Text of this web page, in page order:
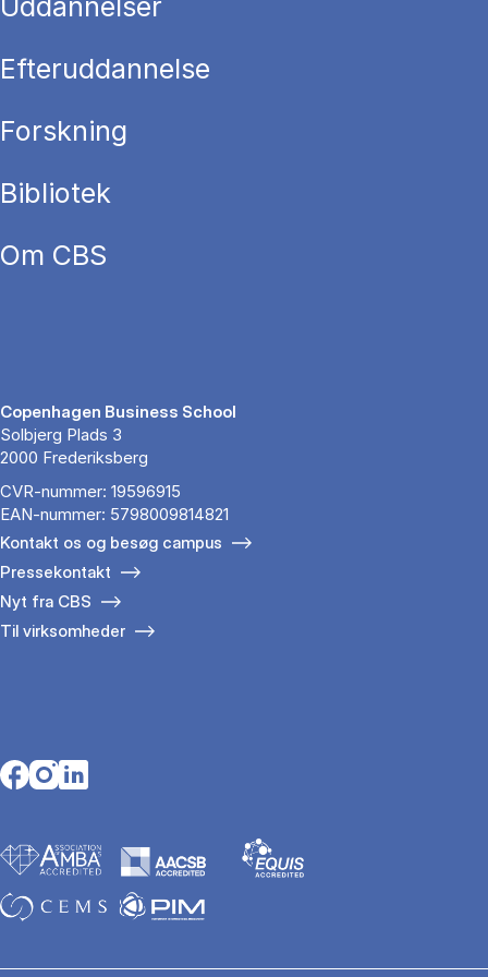
Uddannelser
Efteruddannelse
Forskning
Bibliotek
Om CBS
Copenhagen Business School
Solbjerg Plads 3
2000 Frederiksberg
CVR-nummer: 19596915
EAN-nummer: 5798009814821
Kontakt os og besøg campus
Pressekontakt
Nyt fra CBS
Til virksomheder
Opens in a new tab
Opens in a new tab
Opens in a new tab